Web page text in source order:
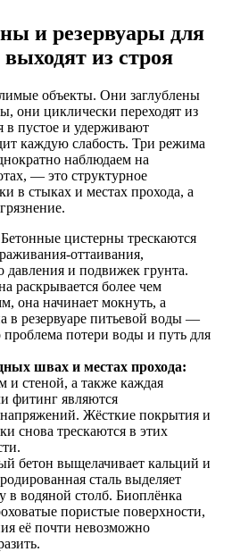
и резервуары для
из строя
объекты. Они заглублены
они циклически переходят из
в пустое и удерживают
каждую слабость. Три режима
наблюдаем на
— это структурное
в стыках и местах прохода, а
Бетонные цистерны трескаются
оттаивания,
давления и подвижек грунта.
раскрывается более чем
она начинает мокнуть, а
в резервуаре питьевой воды —
потери воды и путь для
швах и местах прохода:
стеной, а также каждая
фитинг являются
Жёсткие покрытия и
снова трескаются в этих
бетон выщелачивает кальций и
сталь выделяет
в водяной столб. Биоплёнка
пористые поверхности,
её почти невозможно